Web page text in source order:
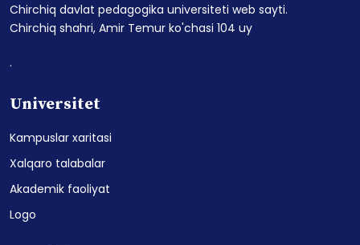
Chirchiq davlat pedagogika universiteti web sayti.
Chirchiq shahri, Amir Temur ko'chasi 104 uy
.
Universitet
Kampuslar xaritasi
Xalqaro talabalar
Akademik faoliyat
Logo